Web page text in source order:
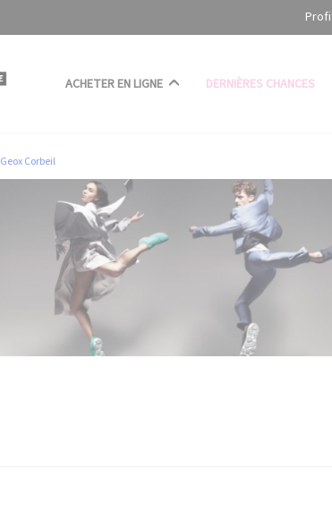
ACHETER EN LIGNE DERNIÈRES CHANCES
Geox Corbeil